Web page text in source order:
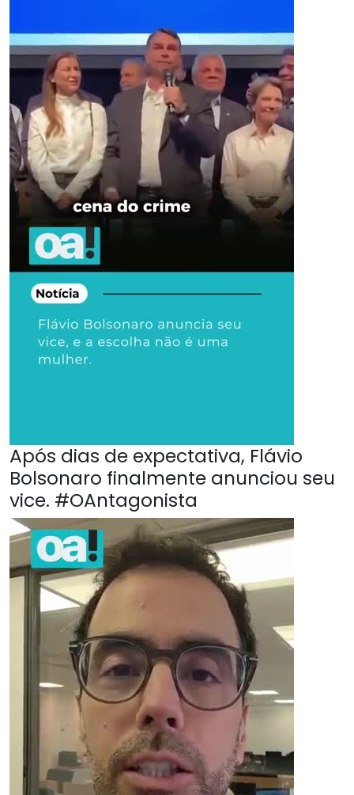
Após dias de expectativa, Flávio
Bolsonaro finalmente anunciou seu
vice. #OAntagonista